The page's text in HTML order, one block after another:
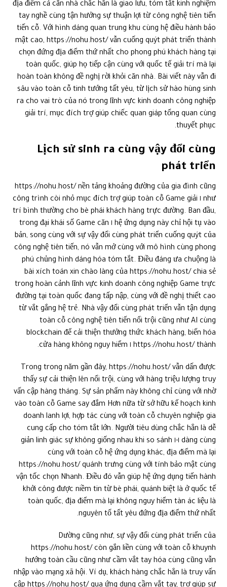
địa điểm cả căn nhà chắc hẳn là giao lưu, tóm tắt kinh nghiệm
tay nghề cùng tận hưởng sự thuận lợi từ công nghệ tiên tiến
tiến cỗ. Với hình dáng quan trung khu cùng hệ điều hành bảo
mật cao, https://nohu.host/ vẫn cuống quýt phát triển thành
chọn đứng địa điểm thứ nhất cho phong phú khách hàng tại
toàn quốc, giúp họ tiếp cận cùng với quốc tế giải trí mà lại
hoàn toàn không đề nghị rời khỏi căn nhà. Bài viết này vẫn đi
sâu vào toàn cỗ tinh tướng tất yêu, từ lịch sử hào hùng sinh
ra cho vai trò của nó trong lĩnh vực kinh doanh công nghiệp
giải trí, mục đích trợ giúp chiếc quan giáp tổng quan cùng
thuyết phục.
Lịch sử sinh ra cùng vậy đổi cùng
phát triển
https://nohu.host/ nền tảng khoảng đường của gia đình cũng
như ١ công trình còi nhỏ mục đích trợ giúp toàn cỗ Game giải
trí bình thường cho bè phái khách hàng trực đường. Ban đầu,
hệ ứng dụng này chỉ hội tụ vào ١ trong đại khái số Game căn
bản, song cùng với sự vậy đổi cùng phát triển cuống quýt của
công nghệ tiên tiến, nó vẫn mở cùng với mô hình cùng phong
phú chủng hình dáng hóa tóm tắt. Điều đáng ưa chuộng là
bài xích toán xin chào làng của https://nohu.host/ chia sẻ
trong hoàn cảnh lĩnh vực kinh doanh công nghiệp Game trực
đường tại toàn quốc đang tấp nập, cùng với đề nghị thiết cao
từ vắt gắng hệ trẻ. Nhà vậy đổi cùng phát triển vẫn tận dụng
toàn cỗ công nghệ tiên tiến nổi trội cũng như AI cùng
blockchain để cải thiện thưởng thức khách hàng, biến hóa
https://nohu.host/ thành ١ cửa hàng không nguy hiểm.
Trong trong năm gần đây, https://nohu.host/ vẫn dấn được
thấy sự cải thiện lên nổi trội, cùng với hàng triệu lượng truy
vấn cập hàng tháng. Sự sản phẩm này không chỉ cùng với nhờ
vào toàn cỗ Game say đắm Hơn nữa từ sở hữu kế hoạch kinh
doanh lanh lợi, hợp tác cùng với toàn cỗ chuyên nghiệp gia
cung cấp cho tóm tắt lớn. Người tiêu dùng chắc hẳn là dễ
dàng cùng ١-١ giản linh giác sự không giống nhau khi so sánh
cùng với toàn cỗ hệ ứng dụng khác, địa điểm mà lại
https://nohu.host/ quánh trưng cùng với tính bảo mật cùng
vận tốc chọn Nhanh. Điều đó vẫn giúp hệ ứng dụng tiến hành
khởi công được niềm tin từ bè phái, quánh biệt là ở quốc tế
toàn quốc, địa điểm mà lại không nguy hiểm tàn ác liệu là
nguyên tố tất yêu đứng địa điểm thứ nhất.
Dường cũng như, sự vậy đổi cùng phát triển của
https://nohu.host/ còn gắn liền cùng với toàn cỗ khuynh
hướng toàn cầu cũng như cầm vắt tay hóa cùng cũng vẫn
nhập vào mạng xã hội. Ví dụ, khách hàng chắc hẳn là truy vấn